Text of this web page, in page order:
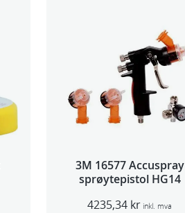
3M 16577 Accuspray
sprøytepistol HG14
4235,34 kr inkl. mva